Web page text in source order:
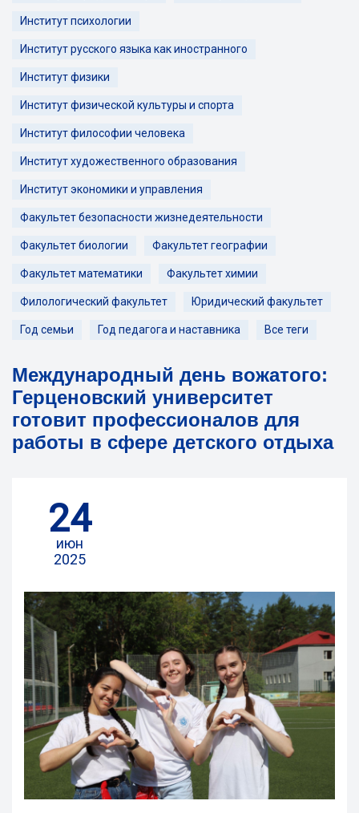
Институт психологии
Институт русского языка как иностранного
Институт физики
Институт физической культуры и спорта
Институт философии человека
Институт художественного образования
Институт экономики и управления
Факультет безопасности жизнедеятельности
Факультет биологии Факультет географии
Факультет математики Факультет химии
Филологический факультет Юридический факультет
Год семьи Год педагога и наставника Все теги
Международный день вожатого:
Герценовский университет
готовит профессионалов для
работы в сфере детского отдыха
24
июн
2025